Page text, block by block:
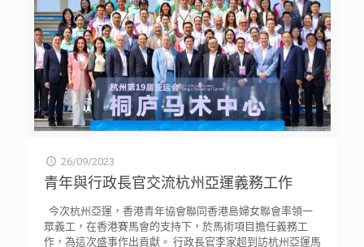
26/09/2023
青年與行政長官交流杭州亞運義務工作
今次杭州亞運，香港青年協會聯同香港島婦女聯會率領一
眾義工，在香港賽馬會的支持下，於馬術項目擔任義務工
作，為這次盛事作出貢獻。 行政長官李家超到訪杭州亞運馬